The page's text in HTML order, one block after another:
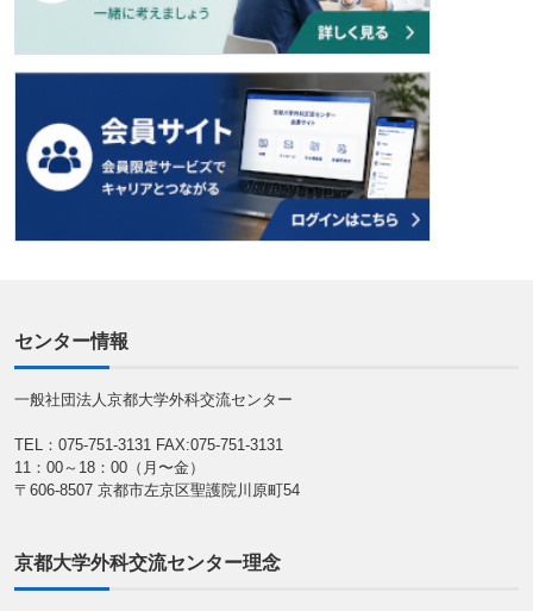
センター情報
一般社団法人京都大学外科交流センター
TEL：075-751-3131 FAX:075-751-3131
11：00～18：00（月〜金）
〒606-8507 京都市左京区聖護院川原町54
京都大学外科交流センター理念